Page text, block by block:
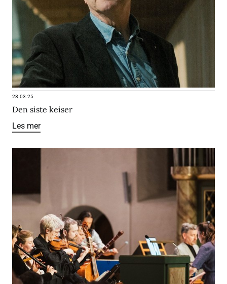
28.03.25
Den siste keiser
Les mer